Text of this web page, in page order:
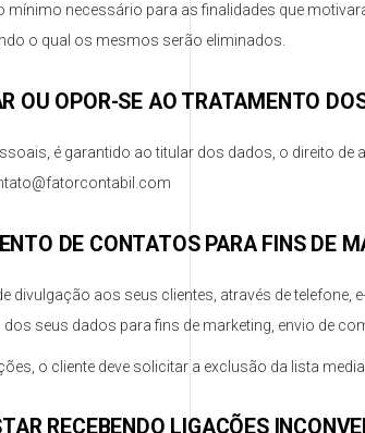
necessário para as finalidades que
o qual os mesmos serão eliminados.
OU OPOR-SE AO TRATAMENTO
é garantido ao titular dos dados, o direito
DE CONTATOS PARA FINS DE
divulgação aos seus clientes, através de
seus dados para fins de marketing, envio de
o cliente deve solicitar a exclusão da lista
RECEBENDO LIGAÇÕES